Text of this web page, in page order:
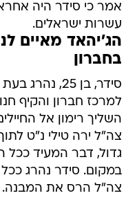
אמר כי סידר היה
עשרות ישראלים.
הג'יהאד מאיים
בחברון
סידר, בן 25,
למרכז חברון והקיף
השליך רימון אל
צה"ל ירה טילי נ"ט
גדול, דבר המעיד ככל
במקום. סידר נהרג
צה"ל הרס את המבנה.